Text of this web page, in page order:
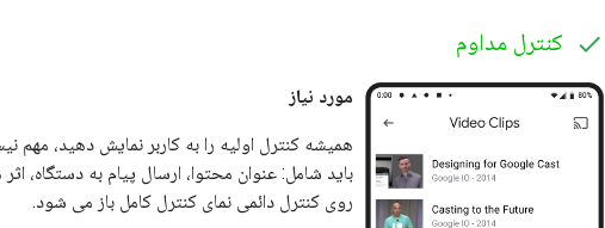
کنترل مداوم
مورد نیاز
همیشه کنترل اولیه را به کاربر نمایش دهید، مهم
باید شامل: عنوان محتوا، ارسال پیام به
روی کنترل دائمی نمای کنترل کامل باز می شود.